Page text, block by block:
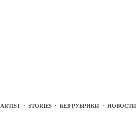
ARTIST· STORIES · БЕЗ РУБРИКИ · НОВОСТИ